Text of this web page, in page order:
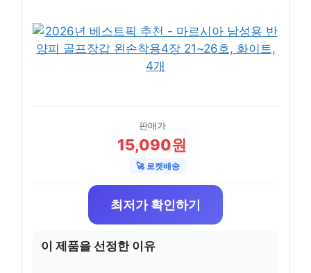
판매가
15,090원
🚀 로켓배송
최저가 확인하기
이 제품을 선정한 이유